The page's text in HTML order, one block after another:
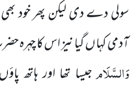
سولی دے دی لیکن پھر خود
آدمی کہا ں گیا نیز اس کا چہرہ
وَالسَّلَامجیسا تھا اور ہاتھ